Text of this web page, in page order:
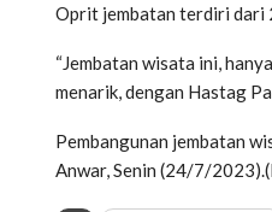
Oprit jembatan terdiri dari
“Jembatan wisata ini,
menarik, dengan Hastag
Pembangunan jembatan
Anwar, Senin (24/7/